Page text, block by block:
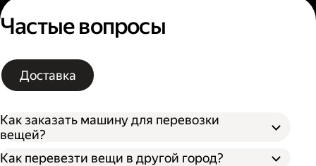
Частые вопросы
Доставка
Как заказать машину для перевозки
вещей?
Как перевезти вещи в другой город?